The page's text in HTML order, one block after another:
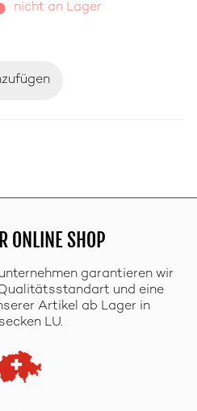
nicht an Lager
ONLINE SHOP
garantieren wir
und eine
Artikel ab Lager in
LU.